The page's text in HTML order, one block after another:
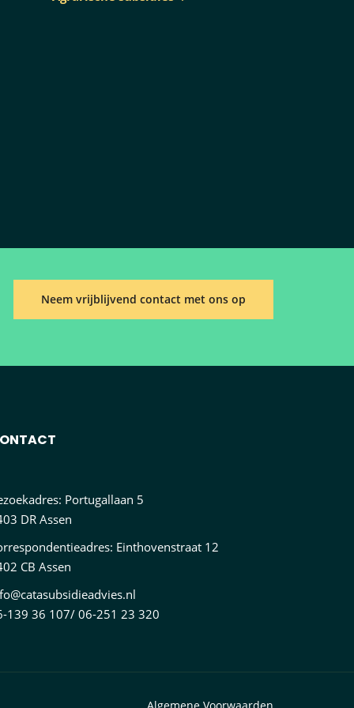
Neem vrijblijvend contact met ons op
Portugallaan 5
DR Assen
Einthovenstraat 12
CB Assen
139 36 107/ 06-251 23 320